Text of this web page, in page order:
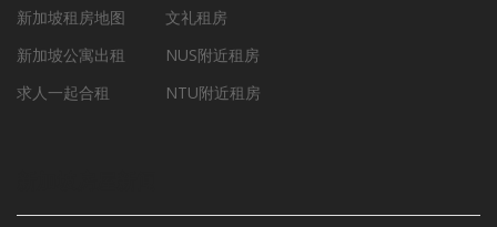
新加坡租房地图
新加坡公寓出租
求人一起合租
文礼租房
NUS附近租房
NTU附近租房